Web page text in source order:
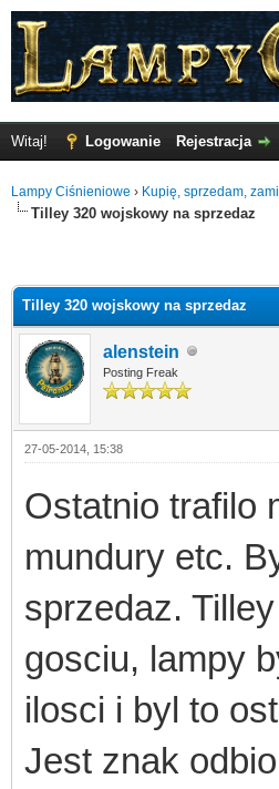
Witaj! Logowanie Rejestracja
Lampy Ciśnieniowe › Kupię, sprzedam,
Tilley 320 wojskowy na sprzedaz
Tilley 320 wojskowy na sprzedaz
alenstein
Posting Freak
27-05-2014, 15:38
Ostatnio trafilo
mundury etc.
sprzedaz.
gosciu, lampy
ilosci i byl to
Jest znak